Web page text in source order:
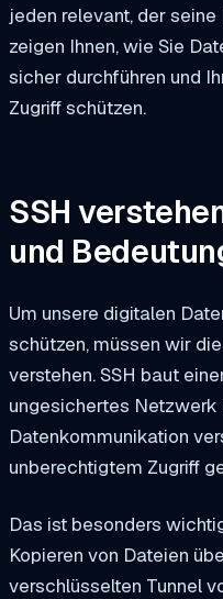
jeden relevant, der
zeigen Ihnen, wie Sie
sicher durchführen und
Zugriff schützen.
SSH
und
Um unsere digitalen
schützen, müssen wir
verstehen. SSH baut
ungesichertes Netzwerk
Datenkommunikation
unberechtigtem Zugriff
Das ist besonders
Kopieren von Dateien
verschlüsselten Tunnel